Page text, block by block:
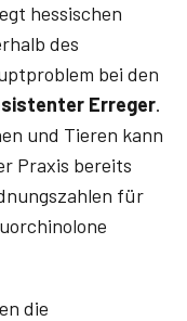
hessischen
des
bei den
Erreger.
und Tieren kann
Praxis bereits
für
die